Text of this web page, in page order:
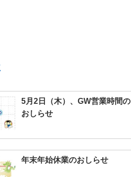
5月2日（木）、GW営業時間の
おしらせ
年末年始休業のおしらせ